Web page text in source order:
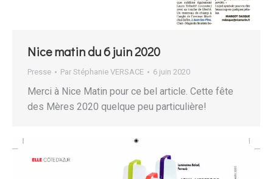
Nice matin du 6 juin 2020
Presse Par Stéphanie VERSACE 6 juin 2020
Merci à Nice Matin pour ce bel article. Cette fête
des Mères 2020 quelque peu particulière!